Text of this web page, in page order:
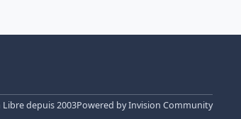
depuis 2003Powered byInvision Community